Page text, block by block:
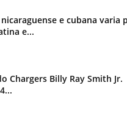
e cubana varia
e...
Chargers Billy Ray Smith Jr.